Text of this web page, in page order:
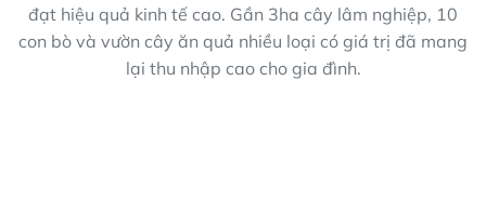
đạt hiệu quả kinh tế cao. Gần 3ha cây lâm nghiệp, 10
con bò và vườn cây ăn quả nhiều loại có giá trị đã mang
lại thu nhập cao cho gia đình.